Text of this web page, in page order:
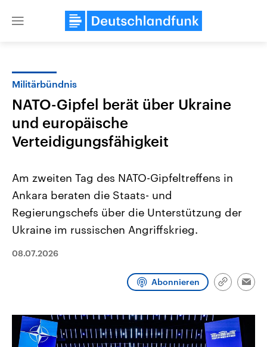
Close
USA
Aktuelle Beiträge, Analysen und
Hintergründe
Wirtschaftlich und militärisch
den mächtigsten Ländern der Erde,
Nahostkonflikt
Aktuelle Lage und
Der Überfall der
Terrororganisation Hamas
Diese wird wie die
Libanon vom Iran
Audio-Archiv
Militärbündnis
NATO-Gipfel berät über Ukraine
und europäische
Verteidigungsfähigkeit
Am zweiten Tag des NATO-Gipfeltreffens in
Ankara beraten die Staats- und
Regierungschefs über die Unterstützung der
Ukraine im russischen Angriffskrieg.
08.07.2026
Abonnieren
Link